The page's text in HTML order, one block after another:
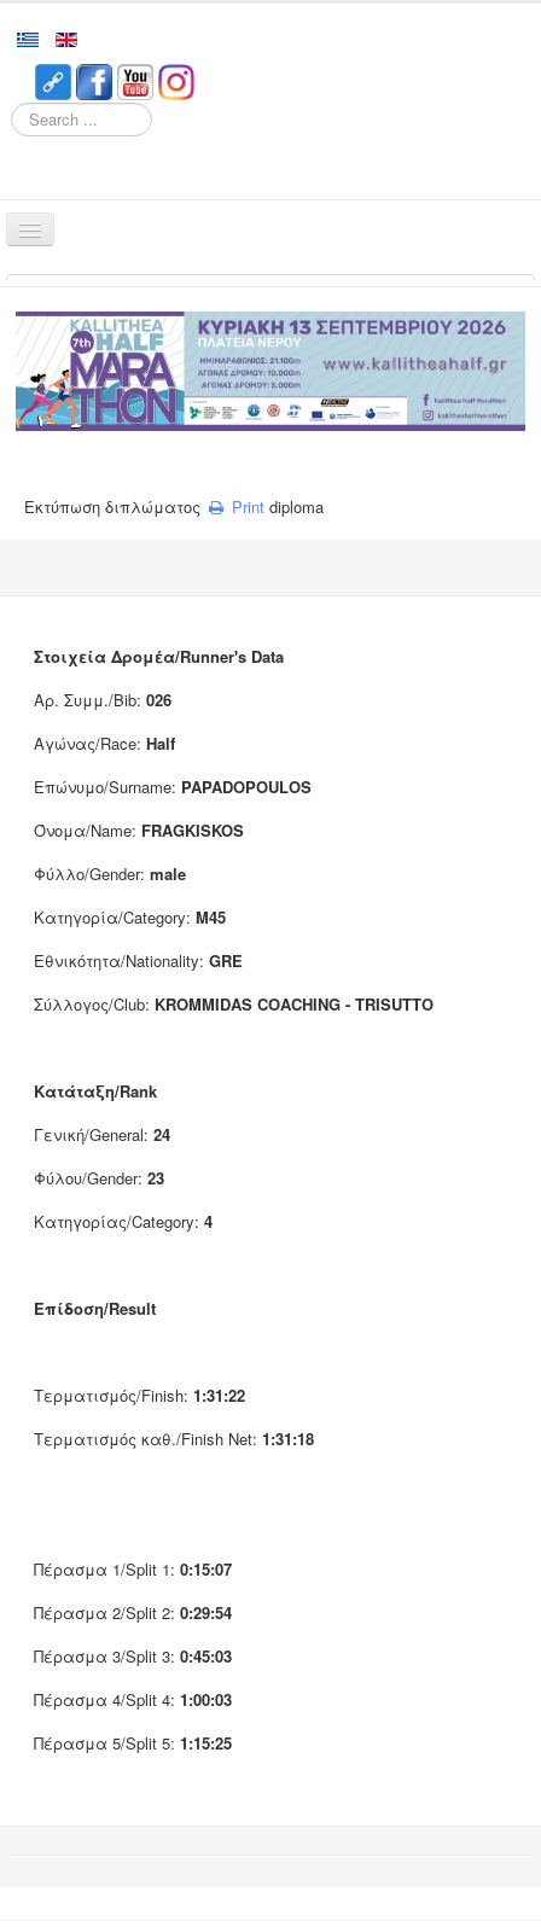
Search
Races
Event
Volunteering
Results
Εκτύπωση διπλώματος Print diploma
Στοιχεία Δρομέα/Runner's Data
Αρ. Συμμ./Bib: 026
Αγώνας/Race: Half
Επώνυμο/Surname: PAPADOPOULOS
Όνομα/Name: FRAGKISKOS
Φύλλο/Gender: male
Κατηγορία/Category: M45
Εθνικότητα/Nationality: GRE
Σύλλογος/Club: KROMMIDAS COACHING - TRISUTTO
Κατάταξη/Rank
Γενική/General: 24
Φύλου/Gender: 23
Κατηγορίας/Category: 4
Επίδοση/Result
Τερματισμός/Finish: 1:31:22
Τερματισμός καθ./Finish Net: 1:31:18
Πέρασμα 1/Split 1: 0:15:07
Πέρασμα 2/Split 2: 0:29:54
Πέρασμα 3/Split 3: 0:45:03
Πέρασμα 4/Split 4: 1:00:03
Πέρασμα 5/Split 5: 1:15:25